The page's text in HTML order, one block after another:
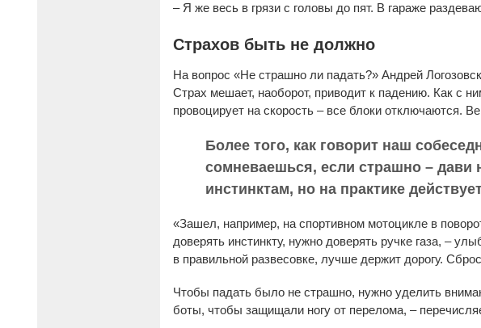
– Я же весь в грязи с головы до пят. В гараже
Страхов быть не должно
На вопрос «Не страшно ли падать?» Андрей
Страх мешает, наоборот, приводит к падению. Как с
провоцирует на скорость – все блоки отключаются.
Более того, как говорит наш
сомневаешься, если страшно – дави
инстинктам, но на практике
«Зашел, например, на спортивном мотоцикле в
доверять инстинкту, нужно доверять ручке газа, –
в правильной развесовке, лучше держит дорогу.
Чтобы падать было не страшно, нужно уделить
боты, чтобы защищали ногу от перелома, –